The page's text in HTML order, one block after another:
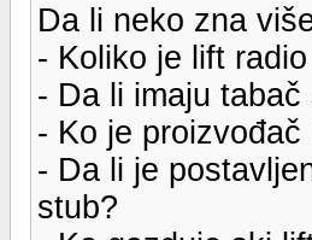
Da li neko zna
- Koliko je lift
- Da li imaju tabač
- Ko je
- Da li je
stub?